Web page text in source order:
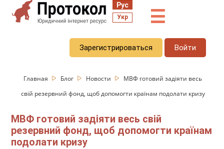
Рус
Укр ☰
Зарегистрироваться Войти
Главная Блог Новости
МВФ готовий задіяти весь
свій резервний фонд, щоб допомогти країнам подолати кризу
МВФ готовий задіяти весь свій
резервний фонд, щоб допомогти країнам
подолати кризу